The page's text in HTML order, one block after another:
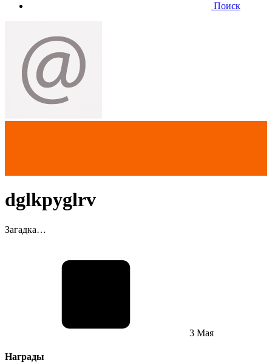
Поиск
dglkpyglrv
Загадка…
3 Мая
Награды